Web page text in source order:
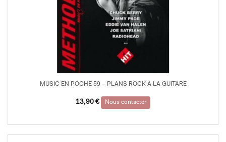
MUSIC EN POCHE 59 – PLANS ROCK À LA GUITARE
13,90 € Nous contacter